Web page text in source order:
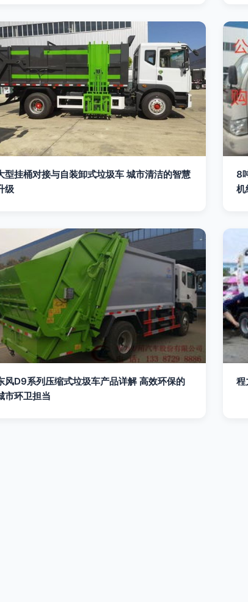
型挂桶对接与自装卸式垃圾车 城市清洁的智慧
级
8
机
风D9系列压缩式垃圾车产品详解 高效环保的
市环卫担当
程